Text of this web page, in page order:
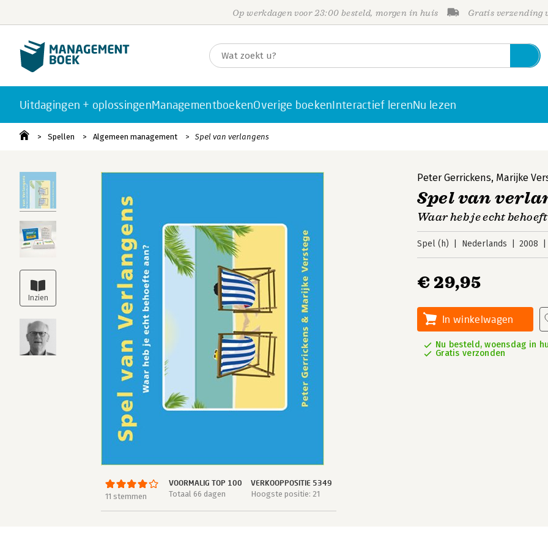
Op werkdagen voor 23:00 besteld, morgen in huis Gratis verzending
Uitdagingen + oplossingenManagementboekenOverige boekenInteractief lerenNu lezen
Spellen Algemeen management Spel van verlangens
11 stemmen
VOORMALIG TOP 100
Totaal 66 dagen
VERKOOPPOSITIE 5349
Hoogste positie: 21
Peter Gerrickens, Marijke
Spel van
Waar heb je echt
Spel (h) Nederlands 2008
€ 29,95
In winkelwagen
Nu besteld, woensdag in
Gratis verzonden